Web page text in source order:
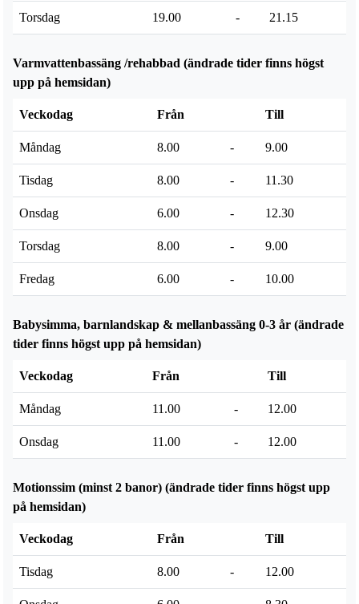
Torsdag 19.00 - 21.15
Varmvattenbassäng /rehabbad (ändrade tider finns högst
upp på hemsidan)
Veckodag Från Till
Måndag 8.00 - 9.00
Tisdag 8.00 - 11.30
Onsdag 6.00 - 12.30
Torsdag 8.00 - 9.00
Fredag 6.00 - 10.00
Babysimma, barnlandskap & mellanbassäng 0-3 år (ändrade
tider finns högst upp på hemsidan)
Veckodag Från Till
Måndag 11.00 - 12.00
Onsdag 11.00 - 12.00
Motionssim (minst 2 banor) (ändrade tider finns högst upp
på hemsidan)
Veckodag Från Till
Tisdag 8.00 - 12.00